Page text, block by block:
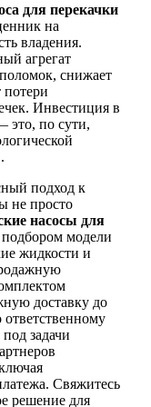
для перекачки
на
владения.
агрегат
снижает
потери
Инвестиция в
это, по сути,
подход к
не просто
насосы для
модели
жидкости и
доставку до
ответственному
задачи
Свяжитесь
решение для